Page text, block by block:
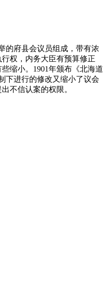
的府县会议员组成，带有浓
权，内务大臣有预算修正
缩小。1901年颁布《北海道
下进行的修改又缩小了议会
不信认案的权限。